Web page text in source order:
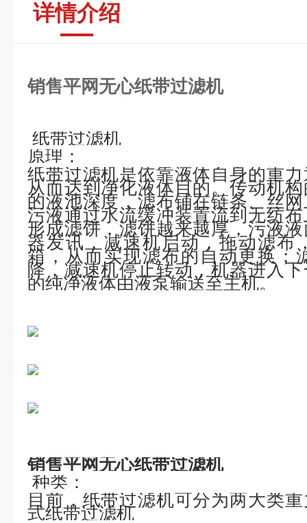
详情介绍
销售平网无心纸带过滤机
纸带过滤机
原理：
纸带过滤机是依靠液体自身的重
从而达到净化液体目的。传动机
的液池深度，滤布铺在链条、丝
污液通过水流缓冲装置流到无纺
形成滤饼，滤饼越来越厚，污液
器发讯，减速机启动，拖动滤布
箱，从而实现滤布的自动更换；
降，减速机停止转动，机器进入
的纯净液体由液泵输送至主机。
销售平网无心纸带过滤机
种类：
目前，纸带过滤机可分为两大类
式纸带过滤机